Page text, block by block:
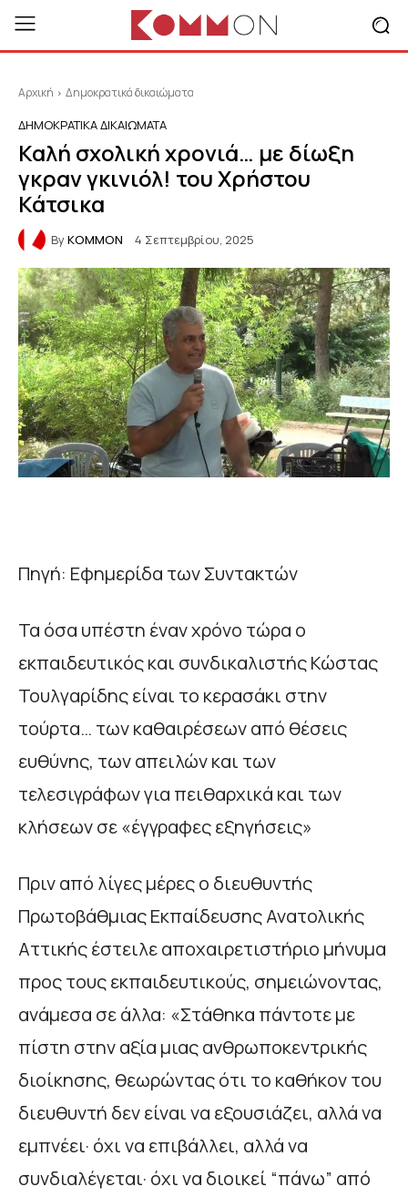
Αρχική Δημοκρατικά δικαιώματα
ΔΗΜΟΚΡΑΤΙΚΆ ΔΙΚΑΙΏΜΑΤΑ
Καλή σχολική χρονιά… με δίωξη
γκραν γκινιόλ! του Χρήστου
Κάτσικα
ByKOMMON 4 Σεπτεμβρίου, 2025
Πηγή: Εφημερίδα των Συντακτών
Τα όσα υπέστη έναν χρόνο τώρα ο
εκπαιδευτικός και συνδικαλιστής Κώστας
Τουλγαρίδης είναι το κερασάκι στην
τούρτα… των καθαιρέσεων από θέσεις
ευθύνης, των απειλών και των
τελεσιγράφων για πειθαρχικά και των
κλήσεων σε «έγγραφες εξηγήσεις»
Πριν από λίγες μέρες ο διευθυντής
Πρωτοβάθμιας Εκπαίδευσης Ανατολικής
Αττικής έστειλε αποχαιρετιστήριο μήνυμα
προς τους εκπαιδευτικούς, σημειώνοντας,
ανάμεσα σε άλλα: «Στάθηκα πάντοτε με
πίστη στην αξία μιας ανθρωποκεντρικής
διοίκησης, θεωρώντας ότι το καθήκον του
διευθυντή δεν είναι να εξουσιάζει, αλλά να
εμπνέει· όχι να επιβάλλει, αλλά να
συνδιαλέγεται· όχι να διοικεί “πάνω” από